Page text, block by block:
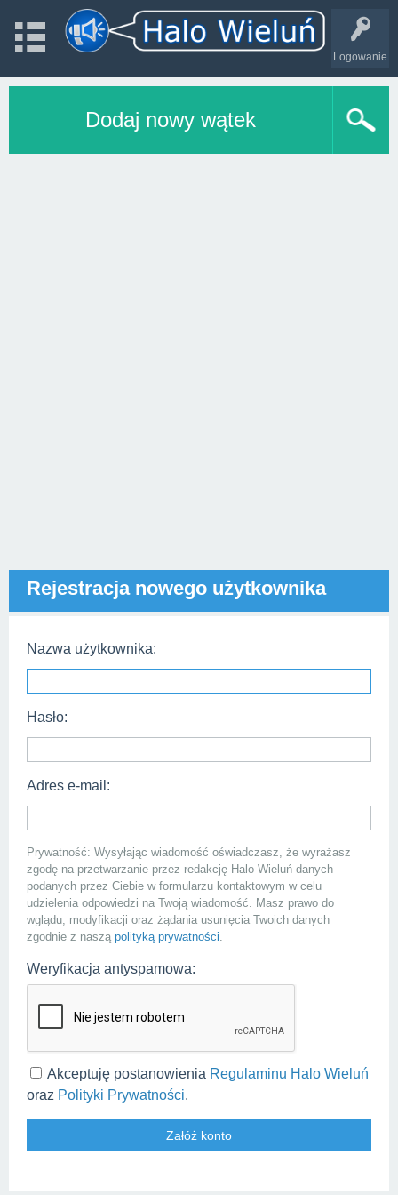
Logowanie
Dodaj nowy wątek
Rejestracja nowego użytkownika
Nazwa użytkownika:
Hasło:
Adres e-mail:
Prywatność: Wysyłając wiadomość oświadczasz, że wyrażasz
zgodę na przetwarzanie przez redakcję Halo Wieluń danych
podanych przez Ciebie w formularzu kontaktowym w celu
udzielenia odpowiedzi na Twoją wiadomość. Masz prawo do
wglądu, modyfikacji oraz żądania usunięcia Twoich danych
zgodnie z naszą polityką prywatności.
Weryfikacja antyspamowa:
Akceptuję postanowienia Regulaminu Halo Wieluń
oraz Polityki Prywatności.